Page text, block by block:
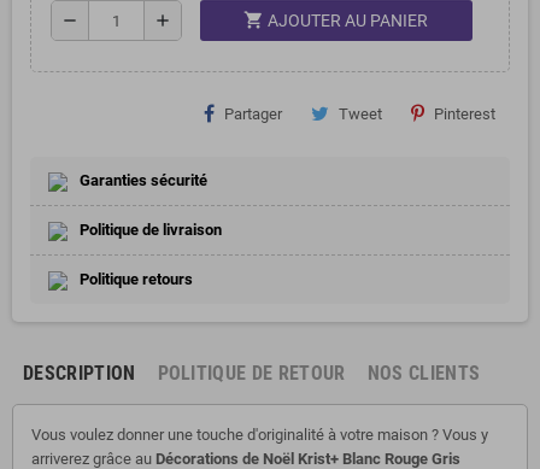
remove add shopping_cart AJOUTER AU PANIER
Partager Tweet Pinterest
Garanties sécurité
Politique de livraison
Politique retours
DESCRIPTION POLITIQUE DE RETOUR NOS CLIENTS
Vous voulez donner une touche d'originalité à votre maison ? Vous y
arriverez grâce au Décorations de Noël Krist+ Blanc Rouge Gris